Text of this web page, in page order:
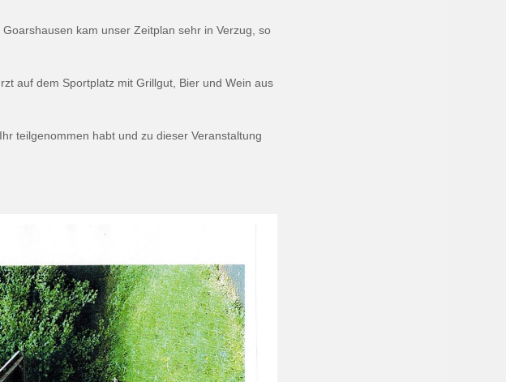
kam unser Zeitplan sehr in Verzug, so
auf dem Sportplatz mit Grillgut, Bier und Wein aus
teilgenommen habt und zu dieser Veranstaltung